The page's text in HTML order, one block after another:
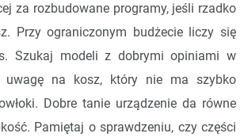
za rozbudowane programy, jeśli rzadko
Przy ograniczonym budżecie liczy się
Szukaj modeli z dobrymi opiniami w
uwagę na kosz, który nie ma szybko
Dobre tanie urządzenie da równe
Pamiętaj o sprawdzeniu, czy części